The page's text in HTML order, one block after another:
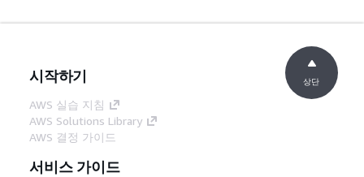
시작하기
AWS 실습 지침
AWS Solutions Library
AWS 결정 가이드
서비스 가이드
상단